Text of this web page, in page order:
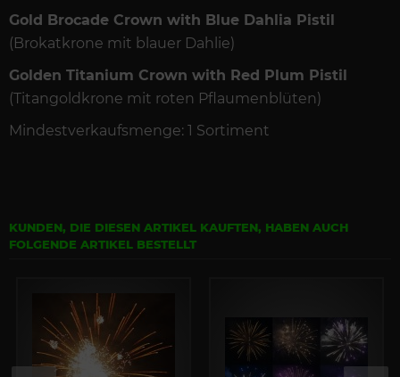
Gold Brocade Crown with Blue Dahlia Pistil
(Brokatkrone mit blauer Dahlie)
Golden Titanium Crown with Red Plum Pistil
(Titangoldkrone mit roten Pflaumenblüten)
Mindestverkaufsmenge: 1 Sortiment
KUNDEN, DIE DIESEN ARTIKEL KAUFTEN, HABEN AUCH
FOLGENDE ARTIKEL BESTELLT